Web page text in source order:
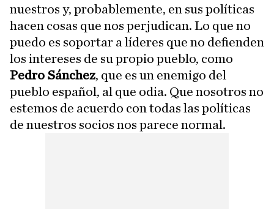
nuestros y, probablemente, en sus políticas
hacen cosas que nos perjudican. Lo que no
puedo es soportar a líderes que no defienden
los intereses de su propio pueblo, como
Pedro Sánchez, que es un enemigo del
pueblo español, al que odia. Que nosotros no
estemos de acuerdo con todas las políticas
de nuestros socios nos parece normal.